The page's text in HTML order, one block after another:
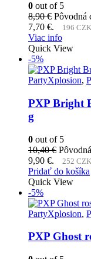
0 out of 5
8,90€ Pôvodná
7,70 €.
196 CZK
Viac info
Quick View
-5%
PartyXplosion,
PXP Bright
g
0 out of 5
10,40€
9,90 €.
252 CZK
Pridať do košíka
Quick View
-5%
PartyXplosion,
PXP Ghost